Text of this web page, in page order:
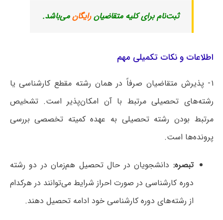
ثبت‌نام برای کلیه متقاضیانرایگانمی‌باشد.
اطلاعات و نکات تکمیلی مهم
۱- پذیرش متقاضیان صرفاً در همان رشته مقطع کارشناسی یا
رشته‌های تحصیلی مرتبط با آن امکان‌پذیر است. تشخیص
مرتبط بودن رشته تحصیلی به عهده کمیته تخصصی بررسی
پرونده‌ها است.
تبصره: دانشجویان در حال تحصیل هم‌زمان در دو رشته
دوره کارشناسی در صورت احراز شرایط می‌توانند در هرکدام
از رشته‌های دوره کارشناسی خود ادامه تحصیل دهند.